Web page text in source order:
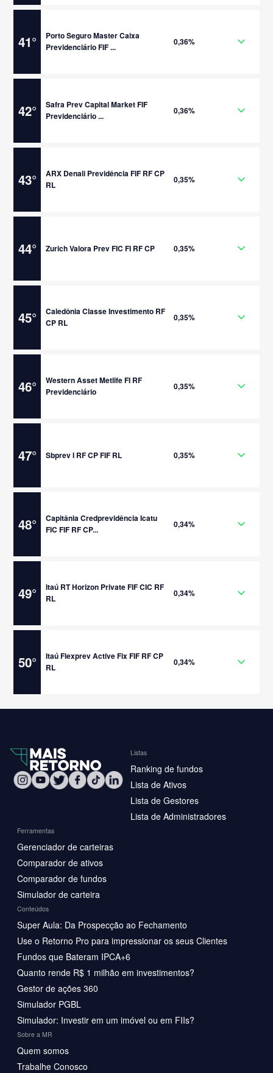
41°
Porto Seguro Master Caixa
Previdenciário FIF ...
0,36%
42°
Safra Prev Capital Market FIF
Previdenciário ...
0,36%
43°
ARX Denali Previdência FIF RF CP
RL
0,35%
44° Zurich Valora Prev FIC FI RF CP 0,35%
45°
Caledônia Classe Investimento RF
CP RL
0,35%
46°
Western Asset Metlife FI RF
Previdenciário
0,35%
47° Sbprev I RF CP FIF RL 0,35%
48°
Capitânia Credprevidência Icatu
FIC FIF RF CP...
0,34%
49°
Itaú RT Horizon Private FIF CIC RF
RL
0,34%
50°
Itaú Flexprev Active Fix FIF RF CP
RL
0,34%
Listas
Ranking de fundos
Lista de Ativos
Lista de Gestores
Lista de Administradores
Ferramentas
Gerenciador de carteiras
Comparador de ativos
Comparador de fundos
Simulador de carteira
Conteúdos
Super Aula: Da Prospecção ao Fechamento
Use o Retorno Pro para impressionar os seus Clientes
Fundos que Bateram IPCA+6
Quanto rende R$ 1 milhão em investimentos?
Gestor de ações 360
Simulador PGBL
Simulador: Investir em um imóvel ou em FIIs?
Sobre a MR
Quem somos
Trabalhe Conosco